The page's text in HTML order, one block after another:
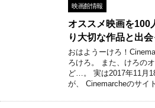
映画館情報
オススメ映画を100
り大切な作品と出会
おはようーけろ！
ろけろ。 また、けろの
ど…。 実は2017年11月
が、 Cinemarcheのサイ